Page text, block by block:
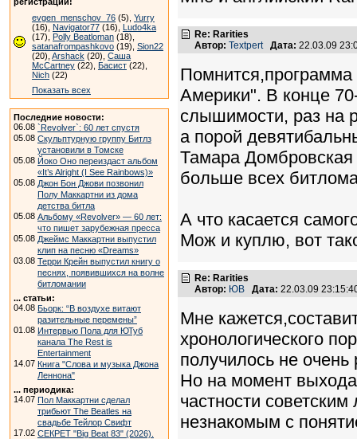
evgen_menschov_76 (5), Yurry
(16), Navigator77 (16), Ludo4ka
(17), Polly Beatloman (18),
satanafrompashkovo (19), Sion22
(20), Arshack (20), Саша
McCartney (22), Басист (22),
Nich (22)
Показать всех
Последние новости:
06.08 `Revolver`: 60 лет спустя
05.08 Скульптурную группу Битлз
установили в Томске
05.08 Йоко Оно переиздаст альбом
«It’s Alright (I See Rainbows)»
05.08 Джон Бон Джови позвонил
Полу Маккартни из дома
детства битла
05.08 Альбому «Revolver» — 60 лет:
что пишет зарубежная пресса
05.08 Джеймс Маккартни выпустил
клип на песню «Dreams»
03.08 Терри Крейн выпустил книгу о
песнях, появившихся на волне
битломании
... статьи:
04.08 Бьорк: “В воздухе витают
разительные перемены”
01.08 Интервью Пола для ЮТуб
канала The Rest is
Entertainment
14.07 Книга "Слова и музыка Джона
Леннона"
... периодика:
14.07 Пол Маккартни сделал
трибьют The Beatles на
свадьбе Тейлор Свифт
17.02 СЕКРЕТ "Big Beat 83" (2026).
Re: Rarities
Автор: Textpert Дата: 22.03.09
Америки". В конце
слышимости, раз на
а порой
Тамара
больше всех
А что касается
Мож и куплю, вот
Re: Rarities
Автор: ЮВ Дата: 22.03.09
Мне
хронологического
получилось не
Но на момент
частности
незнакомым с